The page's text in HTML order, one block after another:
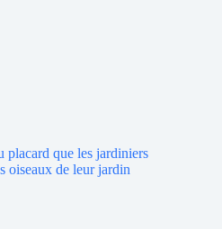
placard que les jardiniers
oiseaux de leur jardin